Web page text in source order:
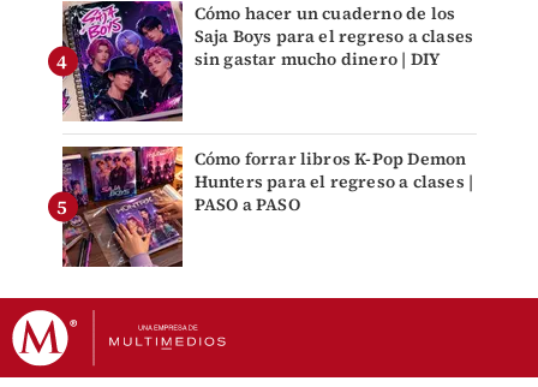
Cómo hacer un cuaderno de los
Saja Boys para el regreso a clases
sin gastar mucho dinero | DIY
Cómo forrar libros K-Pop Demon
Hunters para el regreso a clases |
PASO a PASO